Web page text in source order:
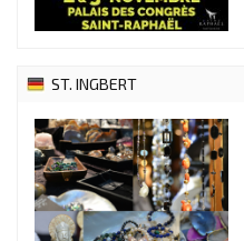
ST. INGBERT